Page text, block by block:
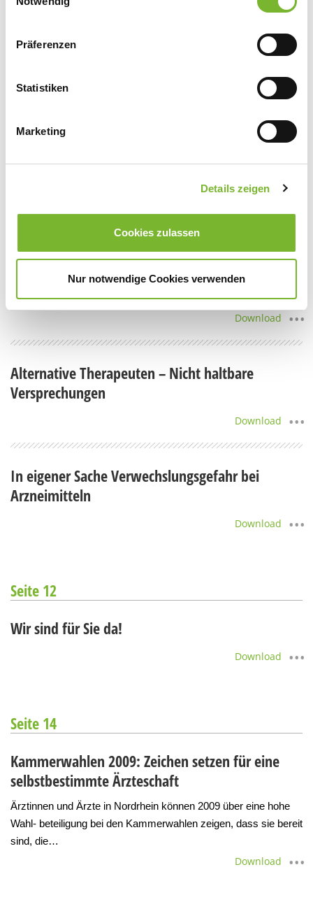
Präferenzen
Statistiken
Marketing
Details zeigen
Cookies zulassen
Nur notwendige Cookies verwenden
Friedrich-Thieding-Preis für Medizinstudierende
Download
Temsirolimus – Überempfindlichkeitsreaktionen
Download
Thalidomid/Lenalidomid – Besondere
Rezeptformulare
Download
Alternative Therapeuten – Nicht haltbare
Versprechungen
Download
In eigener Sache Verwechslungsgefahr bei
Arzneimitteln
Download
Seite 12
Wir sind für Sie da!
Download
Seite 14
Kammerwahlen 2009: Zeichen setzen für eine
selbstbestimmte Ärzteschaft
Ärztinnen und Ärzte in Nordrhein können 2009 über eine hohe
Wahl- beteiligung bei den Kammerwahlen zeigen, dass sie bereit
sind, die…
Download